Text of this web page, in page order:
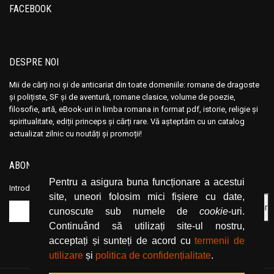
Pentru a asigura buna funcționare a acestui
site, uneori folosim mici fișiere cu date,
cunoscute sub numele de cookie-uri.
Continuând să utilizați site-ul nostru,
acceptați și sunteți de acord cutermenii de
utilizare și politica de confidențialitate.
Andre Vauchez
Andreas Von Retyi
Andrei Baleanu
Andrei Bantas
Andrei Ciobanu
Andrei Oisteanu
Andrew Crumey
Andrew Lloyd
Andrew Newberg
Andrew Stacy
Angelica Montemaggiore
Andre Vauchez
Andreas Von Retyi
Andrei Baleanu
Andrei Bantas
Andrei Ciobanu
Andrei Oisteanu
Andrew Crumey
Andrew Lloyd
Andrew Newberg
Andrew Stacy
Angelica Montemaggiore
FACEBOOK
DESPRE NOI
Mii de cărți noi și de anticariat din toate domeniile: romane de dragoste
și polițiste, SF și de aventură, romane clasice, volume de poezie,
filosofie, artă, eBook-uri in limba romana in format pdf, istorie, religie și
spiritualitate, ediții princeps și cărți rare. Vă așteptăm cu un catalog
actualizat zilnic cu noutăți și promoții!
ABONEAZĂ-TE LA NEWSLETTER
Introduceți adresa dvs. de email și dați click pe butonul de abonare.